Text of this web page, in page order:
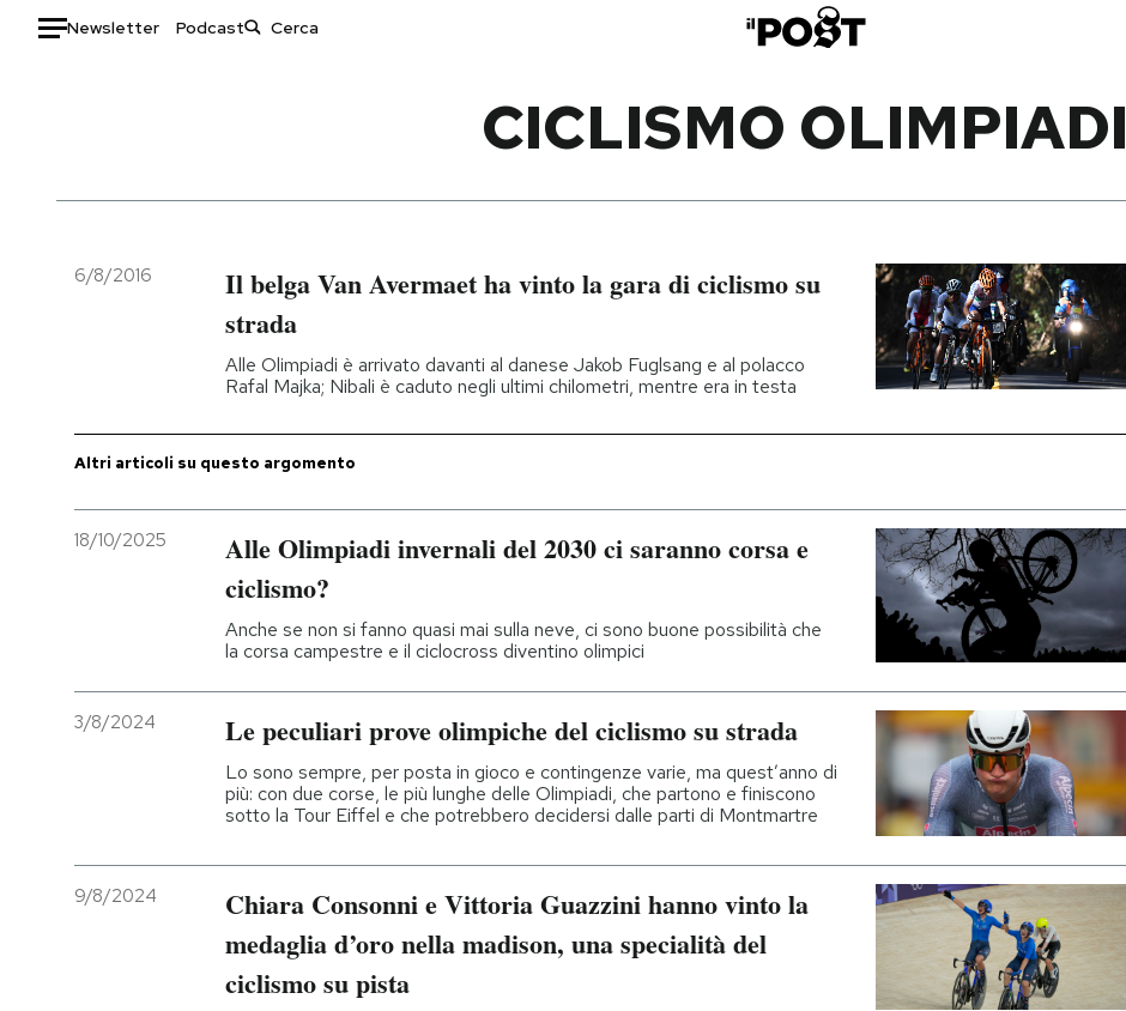
Newsletter Podcast
Italia
Politica
Moda
Media
I MIEI PREFERITI
CALENDARIO
AREA PERSONALE
CICLISMO OLIMPIADI
6/8/2016
Il belga Van Avermaet ha vinto la gara di ciclismo su
strada
Alle Olimpiadi è arrivato davanti al danese Jakob Fuglsang e al polacco
Rafal Majka; Nibali è caduto negli ultimi chilometri, mentre era in testa
Altri articoli su questo argomento
18/10/2025
Alle Olimpiadi invernali del 2030 ci saranno corsa e
ciclismo?
Anche se non si fanno quasi mai sulla neve, ci sono buone possibilità che
la corsa campestre e il ciclocross diventino olimpici
3/8/2024 Le peculiari prove olimpiche del ciclismo su strada
Lo sono sempre, per posta in gioco e contingenze varie, ma quest’anno di
più: con due corse, le più lunghe delle Olimpiadi, che partono e finiscono
sotto la Tour Eiffel e che potrebbero decidersi dalle parti di Montmartre
9/8/2024
Chiara Consonni e Vittoria Guazzini hanno vinto la
medaglia d’oro nella madison, una specialità del
ciclismo su pista